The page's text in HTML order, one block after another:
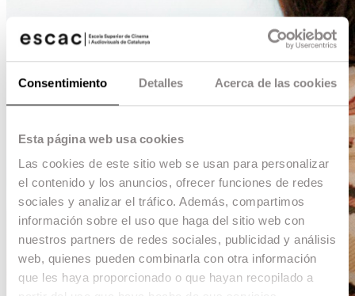
Consentimiento Detalles Acerca de las cookies
Esta página web usa cookies
Las cookies de este sitio web se usan para personalizar
el contenido y los anuncios, ofrecer funciones de redes
sociales y analizar el tráfico. Además, compartimos
información sobre el uso que haga del sitio web con
nuestros partners de redes sociales, publicidad y análisis
web, quienes pueden combinarla con otra información
que les haya proporcionado o que hayan recopilado a